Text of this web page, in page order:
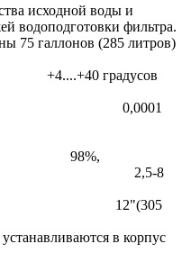
исходной воды и
водоподготовки фильтра.
75 галлонов (285 литров)
+4....+40 градусов
0,0001
98%,
2,5-8
в корпус